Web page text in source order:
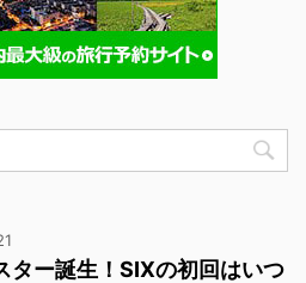
ター誕生！SIXの初回はいつ